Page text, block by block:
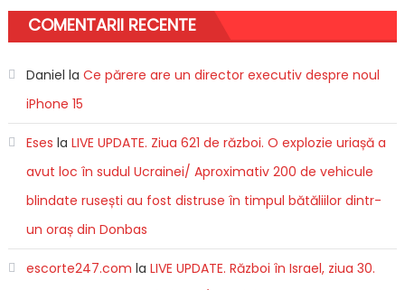
COMENTARII RECENTE
Daniel la Ce părere are un director executiv despre noul
iPhone 15
Eses la LIVE UPDATE. Ziua 621 de război. O explozie uriașă a
avut loc în sudul Ucrainei/ Aproximativ 200 de vehicule
blindate rusești au fost distruse în timpul bătăliilor dintr-
un oraș din Donbas
escorte247.com la LIVE UPDATE. Război în Israel, ziua 30.